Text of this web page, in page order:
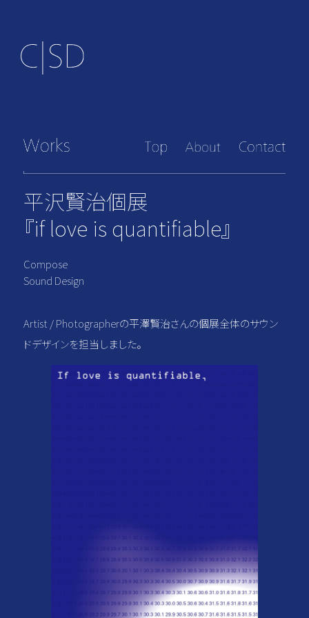
平沢賢治個展
『if love is quantifiable』
Compose
Sound Design
Artist / Photographerの平澤賢治さんの個展全体のサウン
ドデザインを担当しました。